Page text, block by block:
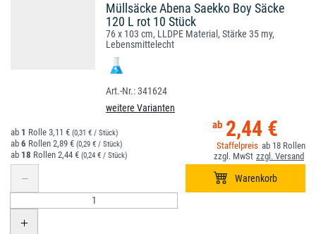
Müllsäcke Abena Saekko Boy Säcke
120 L rot 10 Stück
76 x 103 cm, LLDPE Material, Stärke 35 my,
Lebensmittelecht
341624
weitere Varianten
2,44 €
18
1 3,11 € (0,31 € / Stück)
6 2,89 € (0,29 € / Stück)
18 2,44 € (0,24 € / Stück)